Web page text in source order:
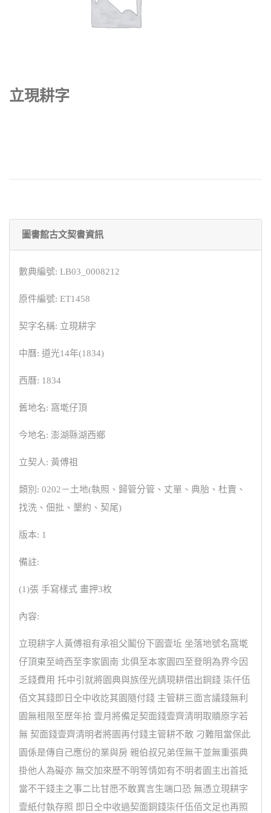
立現耕字
圖書館古文契書資訊
數典編號: LB03_0008212
原件編號: ET1458
契字名稱: 立現耕字
中曆: 道光14年(1834)
西曆: 1834
舊地名: 窩墘仔頂
今地名: 澎湖縣湖西鄉
立契人: 黃傅祖
類別: 0202－土地(執照、歸管分管、丈單、典胎、杜賣、
找洗、佃批、墾約、契尾)
版本: 1
備註:
(1)張 手寫樣式 畫押3枚
內容:
立現耕字人黃傅祖有承祖父鬮份下園壹坵 坐落地號名窩墘
仔頂東至崎西至李家園南 北俱至本家園四至登明為界今因
乏錢費用 托中引就將園典與族侄光請現耕借出銅錢 柒仟伍
佰文其錢即日仝中收訖其園隨付錢 主管耕三面言議錢無利
園無租限至歷年拾 壹月將備足契面錢壹齊清明取贖原字若
無 契面錢壹齊清明者將園再付錢主管耕不敢 刁難阻當保此
園係是傳自己應份的業與房 親伯叔兄弟侄無干並無重張典
掛他人為礙亦 無交加來歷不明等情如有不明者園主出首抵
當不干錢主之事二比甘愿不敢異言生端口恐 無憑立現耕字
壹紙付執存照 即日仝中收過契面銅錢柒仟伍佰文足也再照